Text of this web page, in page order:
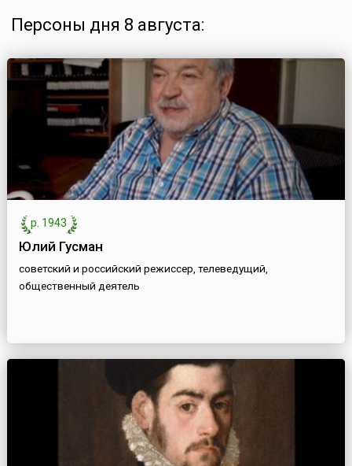
Персоны дня 8 августа:
р. 1943
Юлий Гусман
советский и российский режиссер, телеведущий,
общественный деятель